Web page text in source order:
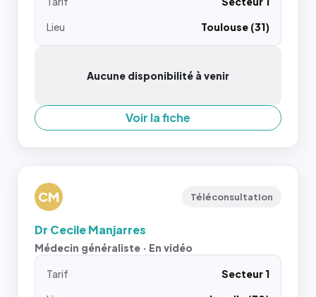
Lieu
Toulouse (31)
Aucune disponibilité à venir
Voir la fiche
CM Téléconsultation
Dr Cecile Manjarres
Médecin généraliste · En vidéo
Tarif
Secteur 1